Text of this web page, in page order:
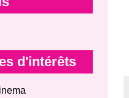
d'intérêts